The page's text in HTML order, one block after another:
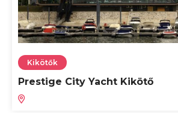
Kikötők
Prestige City Yacht Kikötő